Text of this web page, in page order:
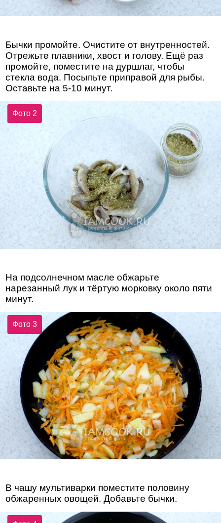
Бычки промойте. Очистите от внутренностей.
Отрежьте плавники, хвост и голову. Ещё раз
промойте, поместите на дуршлаг, чтобы
стекла вода. Посыпьте приправой для рыбы.
Оставьте на 5-10 минут.
Фото 2
На подсолнечном масле обжарьте
нарезанный лук и тёртую морковку около пяти
минут.
Фото 3
В чашу мультиварки поместите половину
обжаренных овощей. Добавьте бычки.